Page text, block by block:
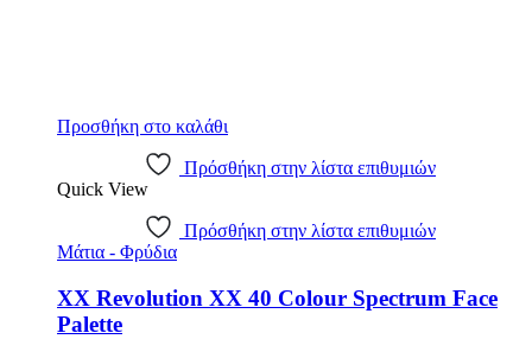
Προσθήκη στο καλάθι
Πρόσθήκη στην λίστα επιθυμιών
Quick View
Πρόσθήκη στην λίστα επιθυμιών
Μάτια - Φρύδια
XX Revolution XX 40 Colour Spectrum Face
Palette